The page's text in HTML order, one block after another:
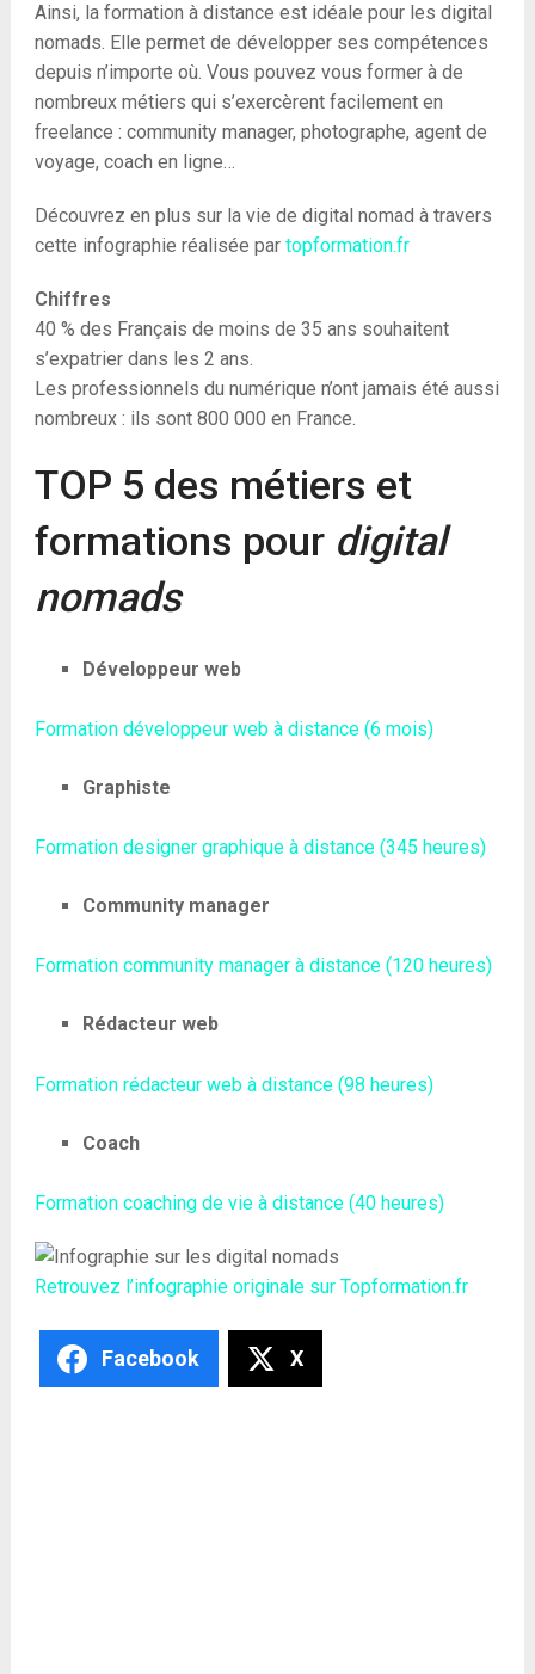
Ainsi, la formation à distance est idéale pour les digital
nomads. Elle permet de développer ses compétences
depuis n’importe où. Vous pouvez vous former à de
nombreux métiers qui s’exercèrent facilement en
freelance : community manager, photographe, agent de
voyage, coach en ligne…
Découvrez en plus sur la vie de digital nomad à travers
cette infographie réalisée partopformation.fr
Chiffres
40 % des Français de moins de 35 ans souhaitent
s’expatrier dans les 2 ans.
Les professionnels du numérique n’ont jamais été aussi
nombreux : ils sont 800 000 en France.
TOP 5 des métiers et
formations pour digital
nomads
Développeur web
Formation développeur web à distance (6 mois)
Graphiste
Formation designer graphique à distance (345 heures)
Community manager
Formation community manager à distance (120 heures)
Rédacteur web
Formation rédacteur web à distance (98 heures)
Coach
Formation coaching de vie à distance (40 heures)
Retrouvez l’infographie originale sur Topformation.fr
Facebook X